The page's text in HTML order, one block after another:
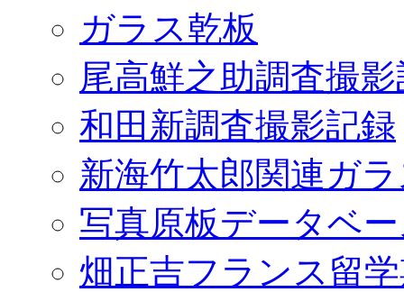
ガラス乾板
尾高鮮之助調査撮
和田新調査撮影記録
新海竹太郎関連ガ
写真原板データベ
畑正吉フランス留